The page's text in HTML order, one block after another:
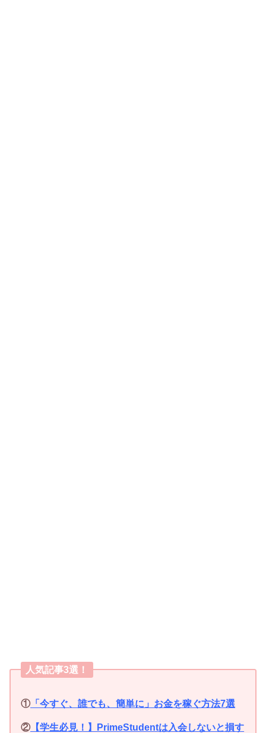
人気記事3選！
① 「今すぐ、誰でも、簡単に」お金を稼ぐ方法7選
② 【学生必見！】PrimeStudentは入会しないと損す